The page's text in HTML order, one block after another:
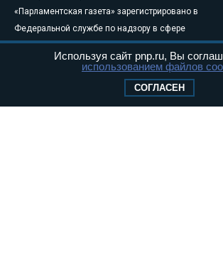
«Парламентская газета» зарегистрировано в
Федеральной службе по надзору в сфере
связи, информационных технологий и
массовых коммуникаций (Роскомнадзор) 05
Свидетельство о регистрации Эл № ФС77-
Используя сайт pnp.ru, Вы
использованием файлов
СОГЛАСЕН